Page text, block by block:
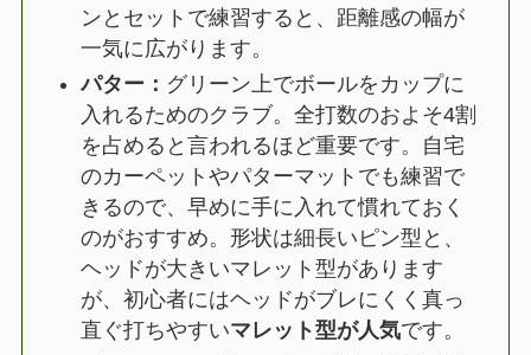
ンとセットで練習すると、距離感の幅が
一気に広がります。
パター： グリーン上でボールをカップに
入れるためのクラブ。全打数のおよそ4割
を占めると言われるほど重要です。自宅
のカーペットやパターマットでも練習で
きるので、早めに手に入れて慣れておく
のがおすすめ。形状は細長いピン型と、
ヘッドが大きいマレット型があります
が、初心者にはヘッドがブレにくく真っ
直ぐ打ちやすいマレット型が人気です。